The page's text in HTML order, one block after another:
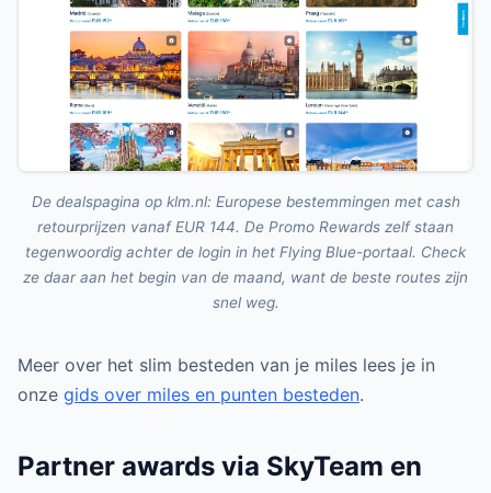
De dealspagina op klm.nl: Europese bestemmingen met cash
retourprijzen vanaf EUR 144. De Promo Rewards zelf staan
tegenwoordig achter de login in het Flying Blue-portaal. Check
ze daar aan het begin van de maand, want de beste routes zijn
snel weg.
Meer over het slim besteden van je miles lees je in
onze gids over miles en punten besteden.
Partner awards via SkyTeam en